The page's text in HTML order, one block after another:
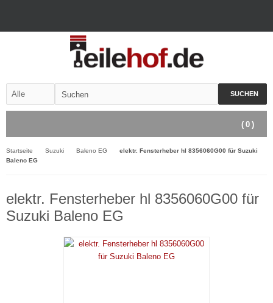
SUCHEN
( 0 )
Startseite Suzuki Baleno EG
elektr. Fensterheber hl 8356060G00 für Suzuki
Baleno EG
elektr. Fensterheber hl 8356060G00 für
Suzuki Baleno EG